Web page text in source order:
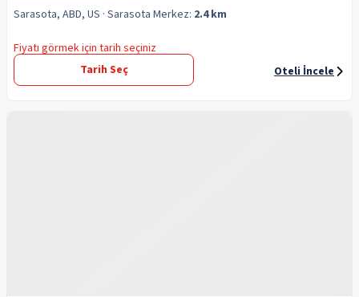
Sarasota, ABD, US · Sarasota Merkez: 2.4 km
Fiyatı görmek için tarih seçiniz
Tarih Seç
Oteli İncele